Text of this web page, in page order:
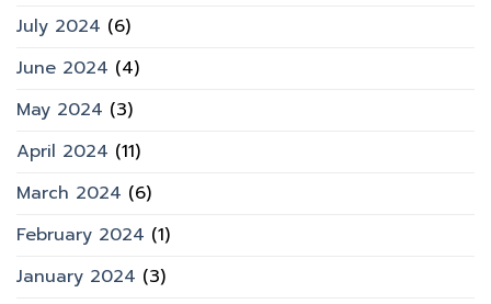
July 2024 (6)
June 2024 (4)
May 2024 (3)
April 2024 (11)
March 2024 (6)
February 2024 (1)
January 2024 (3)